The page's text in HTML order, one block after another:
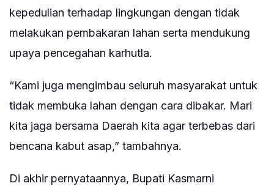
kepedulian terhadap lingkungan dengan tidak
melakukan pembakaran lahan serta mendukung
upaya pencegahan karhutla.
“Kami juga mengimbau seluruh masyarakat untuk
tidak membuka lahan dengan cara dibakar. Mari
kita jaga bersama Daerah kita agar terbebas dari
bencana kabut asap,” tambahnya.
Di akhir pernyataannya, Bupati Kasmarni